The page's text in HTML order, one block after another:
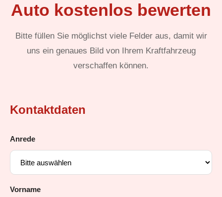
Auto kostenlos bewerten
Bitte füllen Sie möglichst viele Felder aus, damit wir
uns ein genaues Bild von Ihrem Kraftfahrzeug
verschaffen können.
Kontaktdaten
Anrede
Vorname